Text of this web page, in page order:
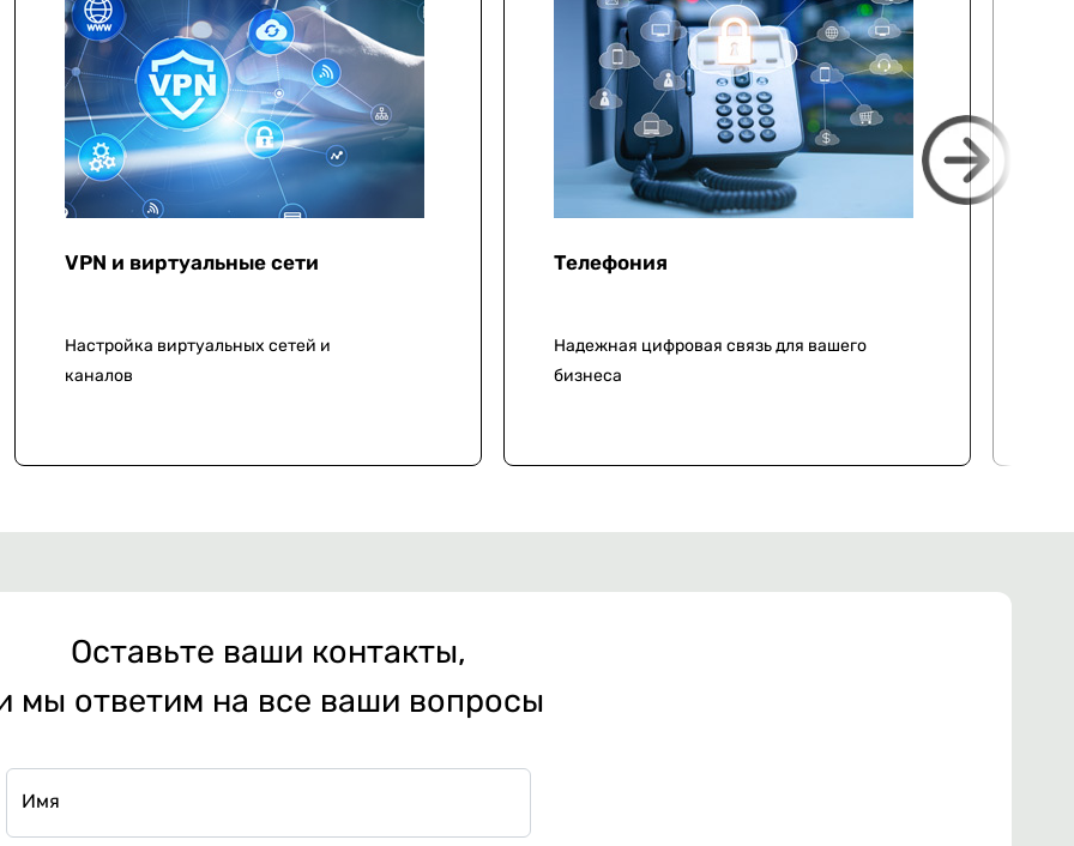
VPN и виртуальные сети
Настройка виртуальных сетей и
каналов
Телефония
Надежная цифровая связь для вашего
бизнеса
Оставьте ваши контакты,
мы ответим на все ваши вопросы
Имя